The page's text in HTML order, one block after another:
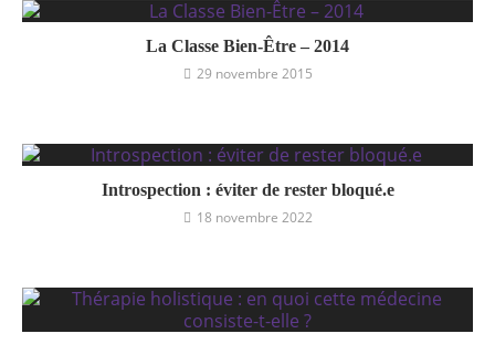
La Classe Bien-Être – 2014
29 novembre 2015
Introspection : éviter de rester bloqué.e
18 novembre 2022